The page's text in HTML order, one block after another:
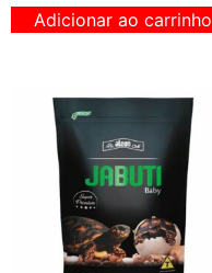
Adicionar ao carrinho